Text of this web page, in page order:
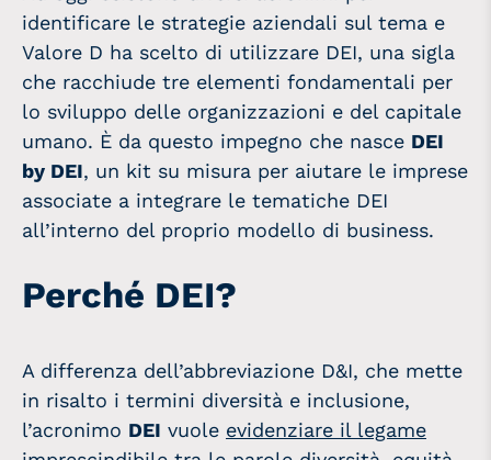
identificare le strategie aziendali sul tema e
Valore D ha scelto di utilizzare DEI, una sigla
che racchiude tre elementi fondamentali per
lo sviluppo delle organizzazioni e del capitale
umano. È da questo impegno che nasce DEI
by DEI, un kit su misura per aiutare le imprese
associate a integrare le tematiche DEI
all’interno del proprio modello di business.
Perché DEI?
A differenza dell’abbreviazione D&I, che mette
in risalto i termini diversità e inclusione,
l’acronimo DEI vuole evidenziare il legame